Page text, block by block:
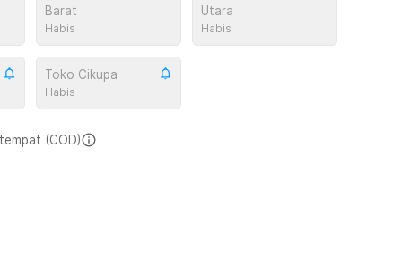
Barat
Habis
Utara
Habis
Toko Cikupa
Habis
(COD)